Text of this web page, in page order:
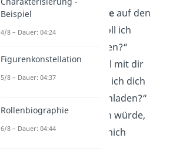
„Glaubst du an
Liebeauf den
ersten Blick, oder soll ich
nochmal vorbeigehen?“
„Ich würde gern mal mit dir
frühstücken
— darf ich dich
zum Abendessen einladen?“
„Wenn ich dir folgen würde,
wohin würdest du mich
Beispiel
4/8 – Dauer: 04:24
Figurenkonstellation
5/8 – Dauer: 04:37
Rollenbiographie
6/8 – Dauer: 04:44